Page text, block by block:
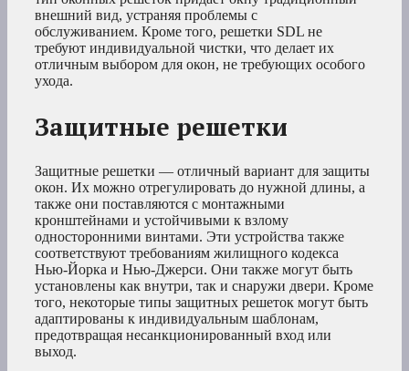
внешний вид, устраняя проблемы с
обслуживанием. Кроме того, решетки SDL не
требуют индивидуальной чистки, что делает их
отличным выбором для окон, не требующих особого
ухода.
Защитные решетки
Защитные решетки — отличный вариант для защиты
окон. Их можно отрегулировать до нужной длины, а
также они поставляются с монтажными
кронштейнами и устойчивыми к взлому
односторонними винтами. Эти устройства также
соответствуют требованиям жилищного кодекса
Нью-Йорка и Нью-Джерси. Они также могут быть
установлены как внутри, так и снаружи двери. Кроме
того, некоторые типы защитных решеток могут быть
адаптированы к индивидуальным шаблонам,
предотвращая несанкционированный вход или
выход.